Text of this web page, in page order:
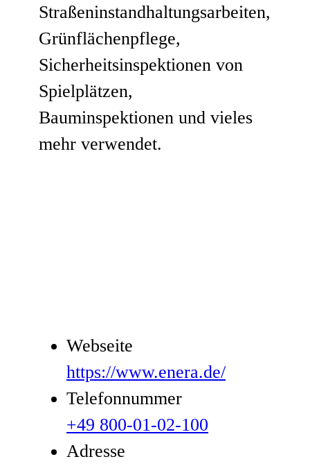
Straßeninstandhaltungsarbeiten,
Grünflächenpflege,
Sicherheitsinspektionen von
Spielplätzen,
Bauminspektionen und vieles
mehr verwendet.
Webseite
https://www.enera.de/
Telefonnummer
+49 800-01-02-100
Adresse